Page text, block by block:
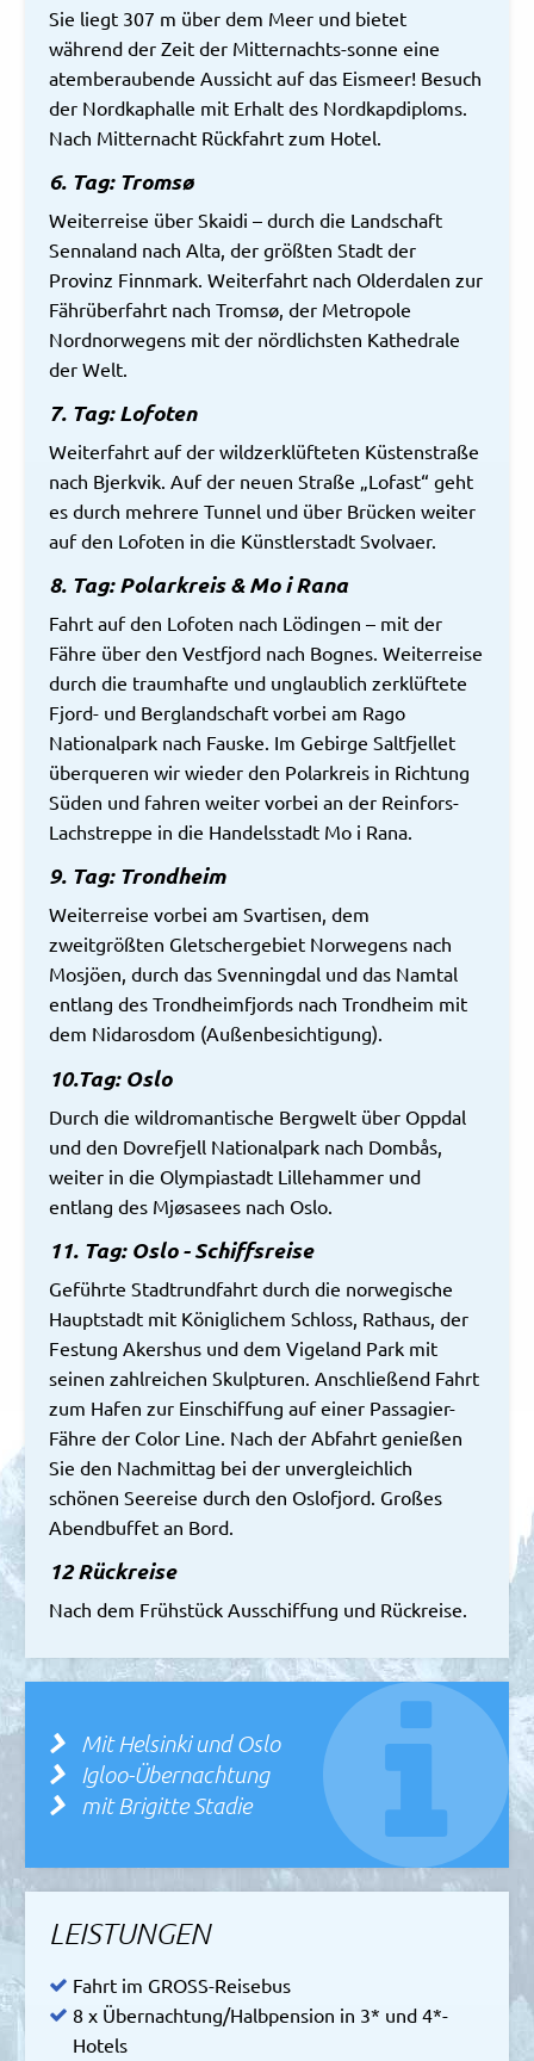
Sie liegt 307 m über dem Meer und bietet
während der Zeit der Mitternachts-sonne eine
atemberaubende Aussicht auf das Eismeer! Besuch
der Nordkaphalle mit Erhalt des Nordkapdiploms.
Nach Mitternacht Rückfahrt zum Hotel.
6. Tag: Tromsø
Weiterreise über Skaidi – durch die Landschaft
Sennaland nach Alta, der größten Stadt der
Provinz Finnmark. Weiterfahrt nach Olderdalen zur
Fährüberfahrt nach Tromsø, der Metropole
Nordnorwegens mit der nördlichsten Kathedrale
der Welt.
7. Tag: Lofoten
Weiterfahrt auf der wildzerklüfteten Küstenstraße
nach Bjerkvik. Auf der neuen Straße „Lofast“ geht
es durch mehrere Tunnel und über Brücken weiter
auf den Lofoten in die Künstlerstadt Svolvaer.
8. Tag: Polarkreis & Mo i Rana
Fahrt auf den Lofoten nach Lödingen – mit der
Fähre über den Vestfjord nach Bognes. Weiterreise
durch die traumhafte und unglaublich zerklüftete
Fjord- und Berglandschaft vorbei am Rago
Nationalpark nach Fauske. Im Gebirge Saltfjellet
überqueren wir wieder den Polarkreis in Richtung
Süden und fahren weiter vorbei an der Reinfors-
Lachstreppe in die Handelsstadt Mo i Rana.
9. Tag: Trondheim
Weiterreise vorbei am Svartisen, dem
zweitgrößten Gletschergebiet Norwegens nach
Mosjöen, durch das Svenningdal und das Namtal
entlang des Trondheimfjords nach Trondheim mit
dem Nidarosdom (Außenbesichtigung).
10.Tag: Oslo
Durch die wildromantische Bergwelt über Oppdal
und den Dovrefjell Nationalpark nach Dombås,
weiter in die Olympiastadt Lillehammer und
entlang des Mjøsasees nach Oslo.
11. Tag: Oslo - Schiffsreise
Geführte Stadtrundfahrt durch die norwegische
Hauptstadt mit Königlichem Schloss, Rathaus, der
Festung Akershus und dem Vigeland Park mit
seinen zahlreichen Skulpturen. Anschließend Fahrt
zum Hafen zur Einschiffung auf einer Passagier-
Fähre der Color Line. Nach der Abfahrt genießen
Sie den Nachmittag bei der unvergleichlich
schönen Seereise durch den Oslofjord. Großes
Abendbuffet an Bord.
12 Rückreise
Nach dem Frühstück Ausschiffung und Rückreise.
Mit Helsinki und Oslo
Igloo-Übernachtung
mit Brigitte Stadie
LEISTUNGEN
Fahrt im GROSS-Reisebus
8 x Übernachtung/Halbpension in 3* und 4*-
Hotels